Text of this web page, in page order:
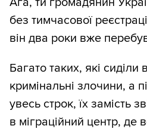
без тимчасової
він два роки вже
Багато таких, які сиділи
кримінальні злочини, а
увесь строк, їх замість
в міграційний центр, де